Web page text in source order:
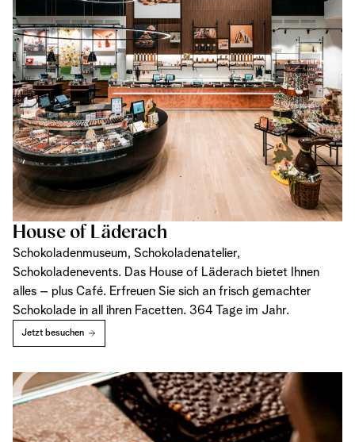
House of Läderach
Schokoladenmuseum, Schokoladenatelier,
Schokoladenevents. Das House of Läderach bietet Ihnen
alles – plus Café. Erfreuen Sie sich an frisch gemachter
Schokolade in all ihren Facetten. 364 Tage im Jahr.
Jetzt besuchen